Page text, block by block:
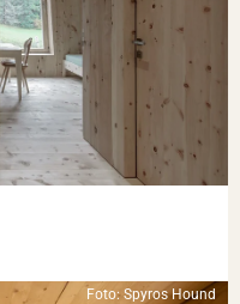
Foto: Spyros Hound